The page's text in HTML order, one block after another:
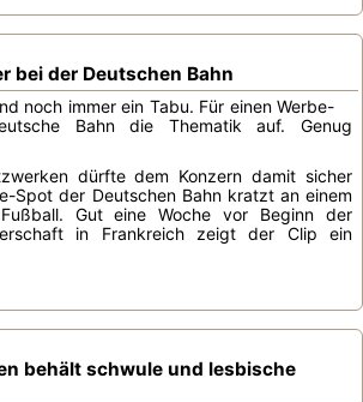
bei der Deutschen Bahn
noch immer ein Tabu. Für einen Werbe-
Bahn die Thematik auf. Genug
dürfte dem Konzern damit sicher
Spot der Deutschen Bahn kratzt an einem
Gut eine Woche vor Beginn der
in Frankreich zeigt der Clip ein
behält schwule und lesbische